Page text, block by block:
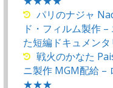
パリのナジャ
ド・フィルム製作
た短編ドキュメンタ
戦火のかなた
ニ製作 MGM配給 –
★★★